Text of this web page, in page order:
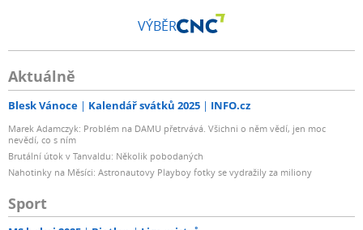
VÝBĚR
Aktuálně
Blesk Vánoce Kalendář svátků 2025 INFO.cz
Marek Adamczyk: Problém na DAMU přetrvává. Všichni o něm vědí, jen moc
nevědí, co s ním
Brutální útok v Tanvaldu: Několik pobodaných
Nahotinky na Měsíci: Astronautovy Playboy fotky se vydražily za miliony
Sport